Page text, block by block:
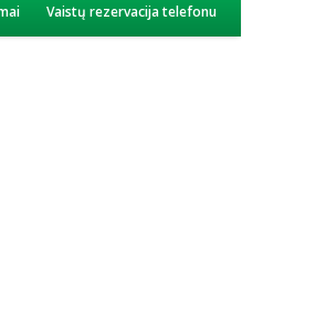
Vaistų rezervacija telefonu